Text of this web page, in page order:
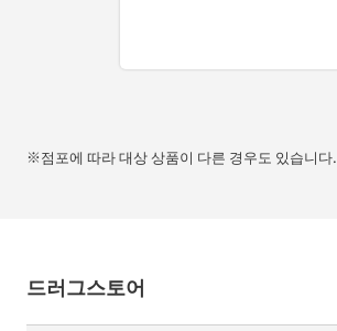
※점포에 따라 대상 상품이 다른 경우도 있습니다.
드러그스토어